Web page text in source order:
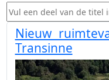
Vul een deel van de titel in
Nieuw
Transinne